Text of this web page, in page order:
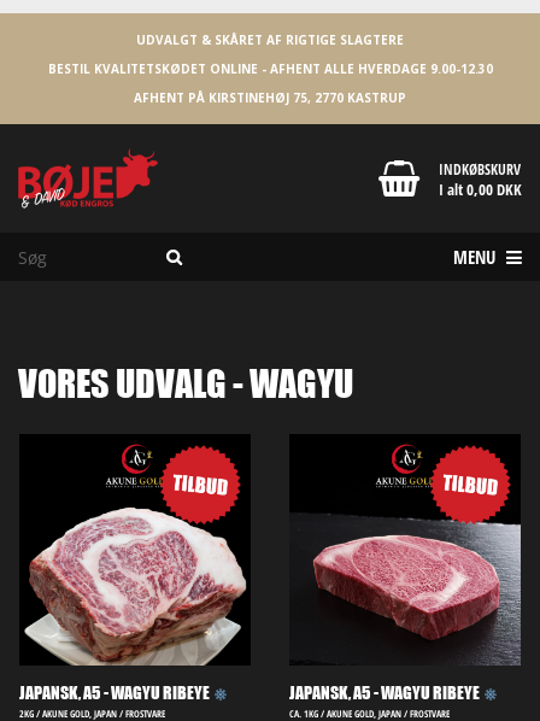
UDVALGT & SKÅRET AF RIGTIGE SLAGTERE
BESTIL KVALITETSKØDET ONLINE - AFHENT ALLE HVERDAGE 9.00-12.30
AFHENT PÅ KIRSTINEHØJ 75, 2770 KASTRUP
INDKØBSKURV
I alt 0,00 DKK
MENU
VORES UDVALG - WAGYU
JAPANSK, A5 - WAGYU RIBEYE
2KG / AKUNE GOLD, JAPAN / FROSTVARE
JAPANSK, A5 - WAGYU RIBEYE
CA. 1KG / AKUNE GOLD, JAPAN / FROSTVARE